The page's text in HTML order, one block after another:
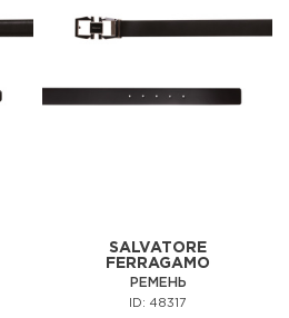
SALVATORE
FERRAGAMO
РЕМЕНЬ
ID: 48317